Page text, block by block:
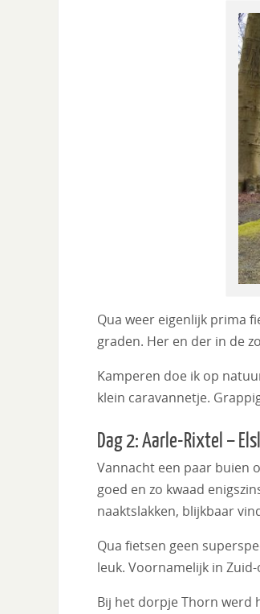
Qua weer eigenlijk prima
graden. Her en der in de
Kamperen doe ik op
klein caravannetje.
Dag 2: Aarle-Rixtel –
Vannacht een paar buien
goed en zo kwaad
naaktslakken, blijkbaar
Qua fietsen geen
leuk. Voornamelijk in
Bij het dorpje Thorn werd